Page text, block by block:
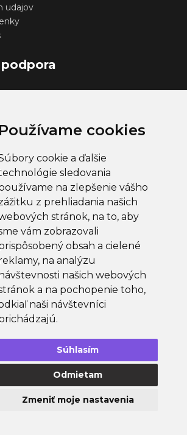
Používame cookies
cookie a ďalšie
sledovania
na zlepšenie vášho
z prehliadania našich
stránok, na to, aby
vám zobrazovali
obsah a cielené
na analýzu
našich webových
a na pochopenie toho,
naši návštevníci
Súhlasím
Odmietam
Zmeniť moje nastavenia
udajov
- 14:00
vytvárať a predávať obľúbený
oslovuje ich fanúšikov. Pomáhame
partnertov a zamestnancov.
merchandise?
© 2026 GoMerch